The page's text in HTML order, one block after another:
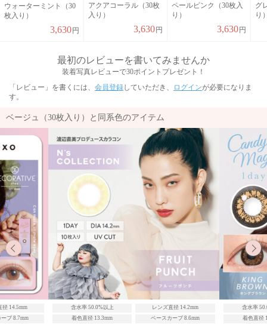
ウォーターミント（30
枚入り）
3,630円
アクアコーラル（30枚
入り）
3,630円
ペールピンク（30枚入
り）
3,630円
グ
り
最初のレビューを書いてみませんか
装着写真レビューで30ポイントプレゼント！
「レビュー」を書くには、 会員登録していただき、 ログインが必要になりま
す。
ベージュ（30枚入り）と同系色のアイテム
直径 14.2mm
ーブ 8.6mm
含水率 50.0%以上
レンズ直径 14.5mm
着色直径 13.9mm
ベースカーブ 8.6mm
含水率
着色直